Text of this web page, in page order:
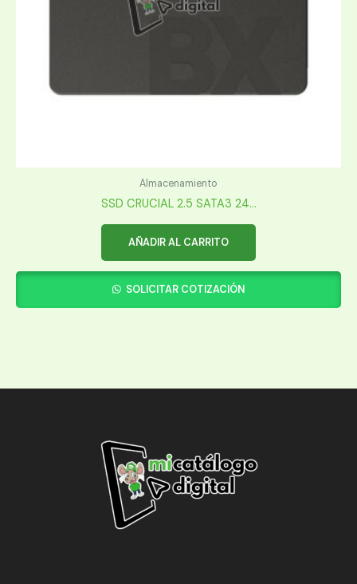
Almacenamiento
SSD CRUCIAL 2.5 SATA3 24...
AÑADIR AL CARRITO
SOLICITAR COTIZACIÓN